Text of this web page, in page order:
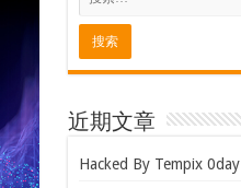
近期文章
Hacked By Tempix 0day